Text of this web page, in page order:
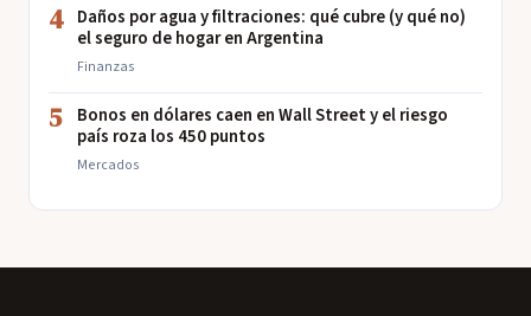
4 Daños por agua y filtraciones: qué cubre (y qué no)
el seguro de hogar en Argentina
Finanzas
5
Bonos en dólares caen en Wall Street y el riesgo
país roza los 450 puntos
Mercados